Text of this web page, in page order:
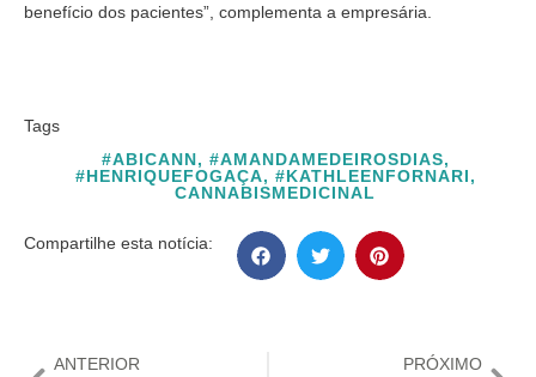
benefício dos pacientes”, complementa a empresária.
Tags
#ABICANN, #AMANDAMEDEIROSDIAS,
#HENRIQUEFOGAÇA, #KATHLEENFORNARI,
CANNABISMEDICINAL
Compartilhe esta notícia:
ANTERIOR PRÓXIMO